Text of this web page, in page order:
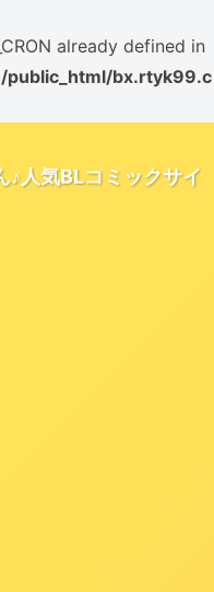
already defined in
bx.rtyk99.c
♪人気BLコミックサイ